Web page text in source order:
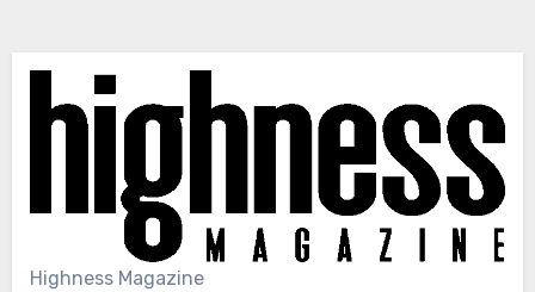
Highness Magazine